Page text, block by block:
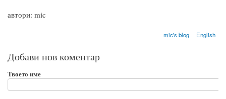
автори: mic
mic's blog English
Добави нов коментар
Твоето име